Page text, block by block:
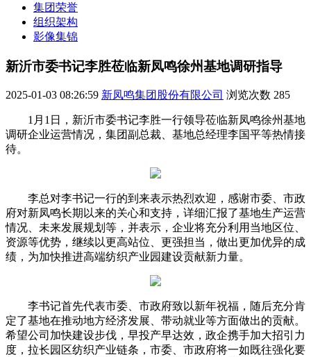
集团荣誉
组织架构
影像集锦
新沂市委书记李胜莅临新凤鸣徐州基地调研指导
2025-01-03 08:26:59 新凤鸣集团股份有限公司 浏览次数 285
1月1日，新沂市委书记李胜一行领导莅临新凤鸣徐州基地
调研企业运营情况，集团副总裁、基地总经理李国平等热情接
待。
李总对李书记一行的到来表示热烈欢迎，感谢市委、市政
府对新凤鸣长期以来的关心和支持，详细汇报了基地生产运营
情况、未来发展规划等，并表示，企业将充分利用当地区位、
资源等优势，继续以更高站位、更强担当，做出更加优异的成
绩，为加快推进高端纺织产业园建设贡献新力量。
李书记首先代表市委、市政府致以新年祝福，随后充分肯
定了基地在推动地方经济发展、带动就业等方面做出的贡献。
希望公司加快建设步伐，早投产早达效，政企携手加大招引力
度，拉长园区纺织产业链条，市委、市政府将一如既往强化要